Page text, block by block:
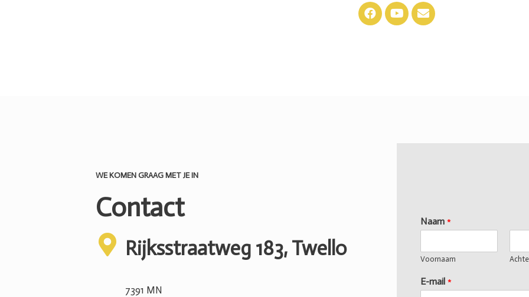
WE KOMEN GRAAG MET JE IN
Contact
Rijksstraatweg 183, Twello
7391 MN
Naam *
Voornaam
E-mail *